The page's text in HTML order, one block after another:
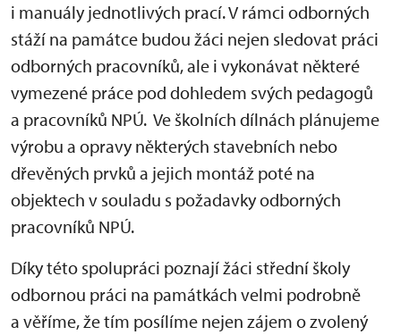
i manuály jednotlivých prací. V rámci odborných
stáží na památce budou žáci nejen sledovat práci
odborných pracovníků, ale i vykonávat některé
vymezené práce pod dohledem svých pedagogů
a pracovníků NPÚ. Ve školních dílnách plánujeme
výrobu a opravy některých stavebních nebo
dřevěných prvků a jejich montáž poté na
objektech v souladu s požadavky odborných
pracovníků NPÚ.
Díky této spolupráci poznají žáci střední školy
odbornou práci na památkách velmi podrobně
a věříme, že tím posílíme nejen zájem o zvolený